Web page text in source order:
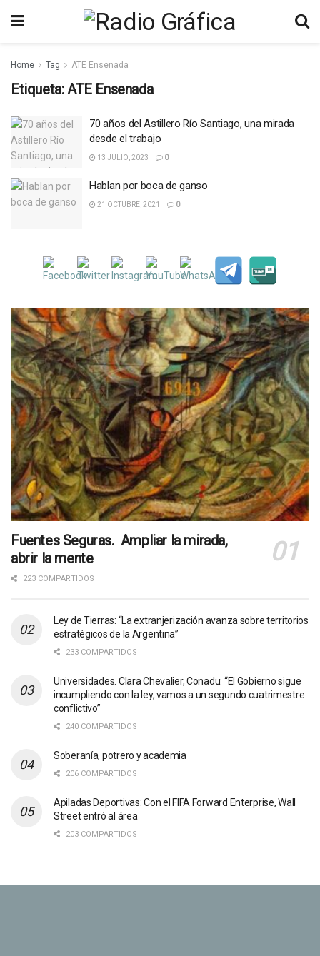
Home Tag ATE Ensenada
Etiqueta:ATE Ensenada
70 años del Astillero Río Santiago, una mirada
desde el trabajo
13 JULIO, 2023 0
Hablan por boca de ganso
21 OCTUBRE, 2021 0
Fuentes Seguras. Ampliar la mirada,
abrir la mente
223 COMPARTIDOS
Ley de Tierras: “La extranjerización avanza sobre territorios
estratégicos de la Argentina”
233 COMPARTIDOS
Universidades. Clara Chevalier, Conadu: “El Gobierno sigue
incumpliendo con la ley, vamos a un segundo cuatrimestre
conflictivo”
240 COMPARTIDOS
Soberanía, potrero y academia
206 COMPARTIDOS
Apiladas Deportivas: Con el FIFA Forward Enterprise, Wall
Street entró al área
203 COMPARTIDOS